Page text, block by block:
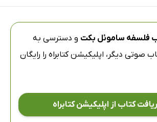
فلسفه ساموئل بکت و دسترسی به
صوتی دیگر، اپلیکیشن کتابراه را رایگان
کتاب از اپلیکیشن کتابراه